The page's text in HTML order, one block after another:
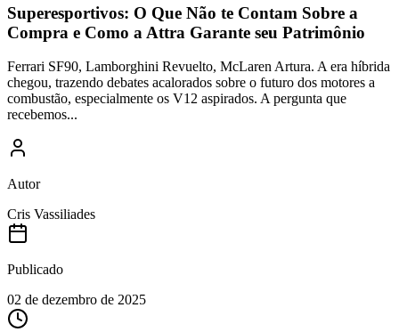
Superesportivos: O Que Não te Contam Sobre a
Compra e Como a Attra Garante seu Patrimônio
Ferrari SF90, Lamborghini Revuelto, McLaren Artura. A era híbrida
chegou, trazendo debates acalorados sobre o futuro dos motores a
combustão, especialmente os V12 aspirados. A pergunta que
recebemos...
Autor
Cris Vassiliades
Publicado
02 de dezembro de 2025